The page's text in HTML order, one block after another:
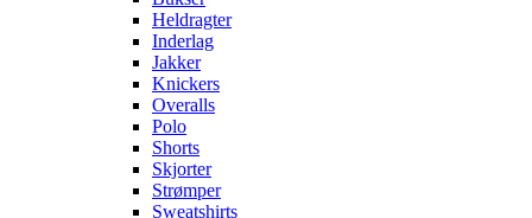
Heldragter
Inderlag
Jakker
Knickers
Overalls
Polo
Shorts
Skjorter
Strømper
Sweatshirts